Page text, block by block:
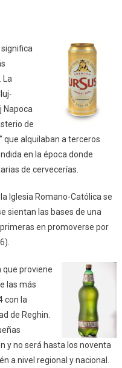
significa
La
Napoca
de
que alquilaban a terceros
en la época donde
de cervecerías.
Iglesia Romano-Católica se
sientan las bases de una
en promoverse por
que proviene
las más
con la
de Reghin.
y no será hasta los noventa
a nivel regional y nacional.